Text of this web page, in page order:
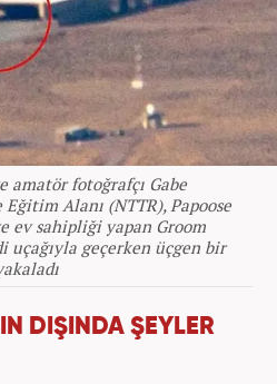
amatör fotoğrafçı Gabe
Alanı (NTTR), Papoose
ev sahipliği yapan Groom
uçağıyla geçerken üçgen bir
DIŞINDA ŞEYLER